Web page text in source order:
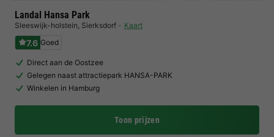
Landal Hansa Park
Sleeswijk-holstein, Sierksdorf Kaart
7.6 Goed
Direct aan de Oostzee
Gelegen naast attractiepark HANSA-PARK
Winkelen in Hamburg
Toon prijzen